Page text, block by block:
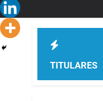
TITULARES
la Ley de Propiedad